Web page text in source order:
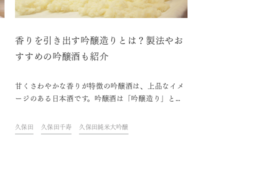
香りを引き出す吟醸造りとは？製法やお
すすめの吟醸酒も紹介
甘くさわやかな香りが特徴の吟醸酒は、上品なイメ
ージのある日本酒です。吟醸酒は「吟醸造り」とい
詳しくは知らないという人も多いのではないでしょ
うか。この記事では、素材や製造方法などを吟味し
久保田 久保田千寿 久保田純米大吟醸